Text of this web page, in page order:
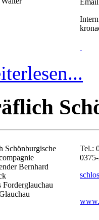
Schönburgische
Bernhard
Forderglauchau
Tel.: